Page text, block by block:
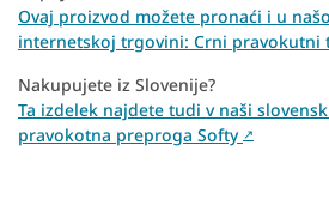
Ovaj proizvod možete pronaći i u
internetskoj trgovini: Crni pravokutni
Nakupujete iz Slovenije?
Ta izdelek najdete tudi v naši
pravokotna preproga Softy ↗